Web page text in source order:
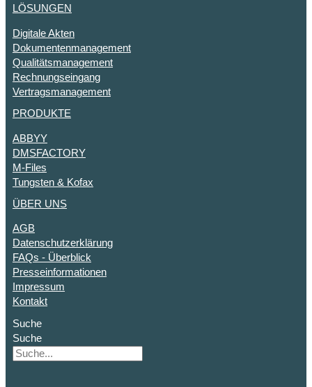
LÖSUNGEN
Digitale Akten
Dokumentenmanagement
Qualitätsmanagement
Rechnungseingang
Vertragsmanagement
PRODUKTE
ABBYY
DMSFACTORY
M-Files
Tungsten & Kofax
ÜBER UNS
AGB
Datenschutzerklärung
FAQs - Überblick
Presseinformationen
Impressum
Kontakt
Suche
Suche